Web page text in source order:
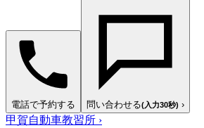
電話で予約する 問い合わせる(入力30秒) ›
甲賀自動車教習所 ›